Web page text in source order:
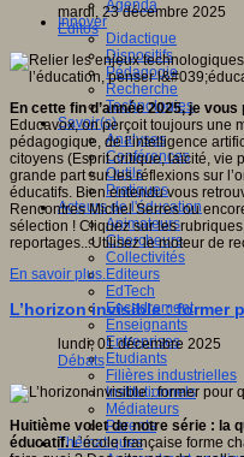
Agenda
Innover
Didactique
Dispositifs
Pédagogie
Recherche
Technologies
Savoir(s)
Analyses
Conférences
Outils
Pratiques
Acteurs de l'éducation
Animateurs
Chercheurs
Collectivités
Editeurs
EdTech
Encadrement
Enseignants
Entreprises
Etudiants
Filières industrielles
Institutionnels
Médiateurs
Parents
Thématiques
mardi, 23 décembre 2025
Editos
En cette fin d’année 2025, je
Educavox, on perçoit toujours une
pédagogique, de l’intelligence
citoyens (Esprit critique, laïcité, vie
grande part sur les réflexions sur
éducatifs. Bien entendu vous
Rencontres Michel Serres ou
sélection ! Cliquez sur les
reportages...Utilisez le moteur de
En savoir plus...
L’horizon invisible : former
lundi, 01 décembre 2025
Débats
Huitième volet de notre série : la
éducatif.L’école française forme